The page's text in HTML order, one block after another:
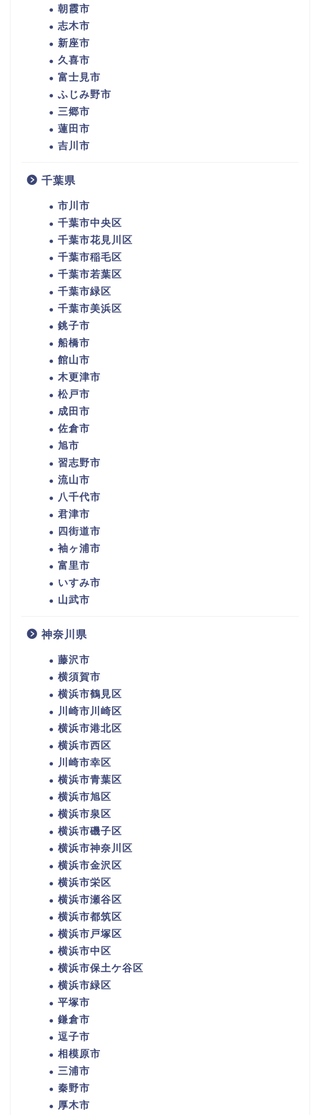
朝霞市
志木市
新座市
久喜市
富士見市
ふじみ野市
三郷市
蓮田市
吉川市
千葉県
市川市
千葉市中央区
千葉市花見川区
千葉市稲毛区
千葉市若葉区
千葉市緑区
千葉市美浜区
銚子市
船橋市
館山市
木更津市
松戸市
成田市
佐倉市
旭市
習志野市
流山市
八千代市
君津市
四街道市
袖ヶ浦市
富里市
いすみ市
山武市
神奈川県
藤沢市
横須賀市
横浜市鶴見区
川崎市川崎区
横浜市港北区
横浜市西区
川崎市幸区
横浜市青葉区
横浜市旭区
横浜市泉区
横浜市磯子区
横浜市神奈川区
横浜市金沢区
横浜市栄区
横浜市瀬谷区
横浜市都筑区
横浜市戸塚区
横浜市中区
横浜市保土ケ谷区
横浜市緑区
平塚市
鎌倉市
逗子市
相模原市
三浦市
秦野市
厚木市